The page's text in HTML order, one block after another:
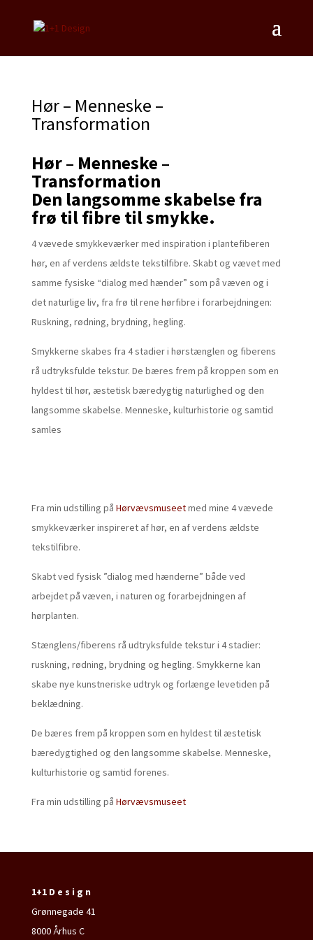
Hør – Menneske –
Transformation
Hør – Menneske –
Transformation
Den langsomme skabelse fra
frø til fibre til smykke.
4 vævede smykkeværker med inspiration i plantefiberen
hør, en af verdens ældste tekstilfibre. Skabt og vævet med
samme fysiske “dialog med hænder” som på væven og i
det naturlige liv, fra frø til rene hørfibre i forarbejdningen:
Ruskning, rødning, brydning, hegling.
Smykkerne skabes fra 4 stadier i hørstænglen og fiberens
rå udtryksfulde tekstur. De bæres frem på kroppen som en
hyldest til hør, æstetisk bæredygtig naturlighed og den
langsomme skabelse. Menneske, kulturhistorie og samtid
samles
Fra min udstilling på Hørvævsmuseetmed mine 4 vævede
smykkeværker inspireret af hør, en af verdens ældste
tekstilfibre.
Skabt ved fysisk ”dialog med hænderne” både ved
arbejdet på væven, i naturen og forarbejdningen af
hørplanten.
Stænglens/fiberens rå udtryksfulde tekstur i 4 stadier:
ruskning, rødning, brydning og hegling. Smykkerne kan
skabe nye kunstneriske udtryk og forlænge levetiden på
beklædning.
De bæres frem på kroppen som en hyldest til æstetisk
bæredygtighed og den langsomme skabelse. Menneske,
kulturhistorie og samtid forenes.
Fra min udstilling på Hørvævsmuseet
1+1 D e s i g n
Grønnegade 41
8000 Århus C